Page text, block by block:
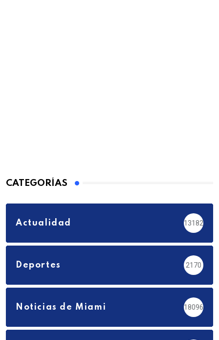
CATEGORÍAS
Actualidad 13182
Deportes 2170
Noticias de Miami 18096